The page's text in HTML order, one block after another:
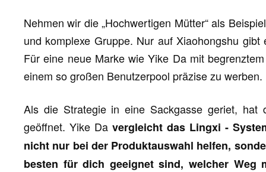
Nehmen wir die „Hochwertigen Mütter“ als
und komplexe Gruppe. Nur auf Xiaohongshu
Für eine neue Marke wie Yike Da mit
einem so großen Benutzerpool präzise zu werben.
Als die Strategie in eine Sackgasse geriet,
geöffnet. Yike Da vergleicht das Lingxi -
nicht nur bei der Produktauswahl helfen,
besten für dich geeignet sind, welcher Weg